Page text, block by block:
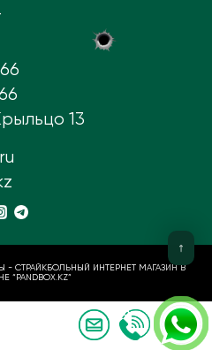
13
- СТРАЙКБОЛЬНЫЙ ИНТЕРНЕТ МАГАЗИН В
“PANDBOX.KZ”